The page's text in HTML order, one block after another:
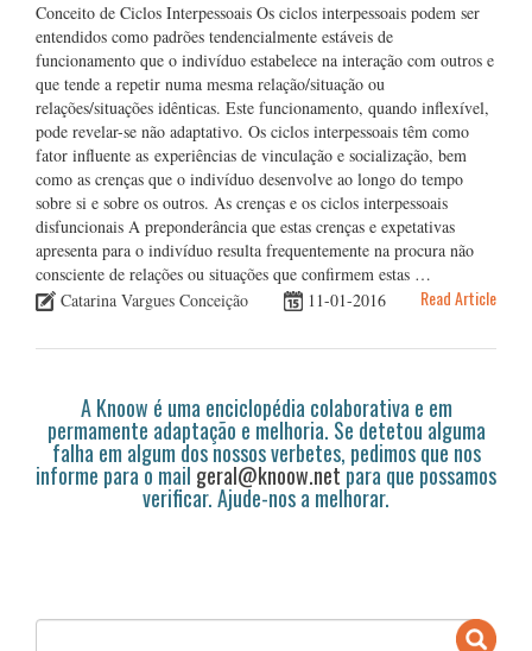
Conceito de Ciclos Interpessoais Os ciclos interpessoais podem ser
entendidos como padrões tendencialmente estáveis de
funcionamento que o indivíduo estabelece na interação com outros e
que tende a repetir numa mesma relação/situação ou
relações/situações idênticas. Este funcionamento, quando inflexível,
pode revelar-se não adaptativo. Os ciclos interpessoais têm como
fator influente as experiências de vinculação e socialização, bem
como as crenças que o indivíduo desenvolve ao longo do tempo
sobre si e sobre os outros. As crenças e os ciclos interpessoais
disfuncionais A preponderância que estas crenças e expetativas
apresenta para o indivíduo resulta frequentemente na procura não
consciente de relações ou situações que confirmem estas …
Catarina Vargues Conceição
11-01-2016 Read Article
A Knoow é uma enciclopédia colaborativa e em
permamente adaptação e melhoria. Se detetou alguma
falha em algum dos nossos verbetes, pedimos que nos
informe para o mail geral@knoow.netpara que possamos
verificar. Ajude-nos a melhorar.